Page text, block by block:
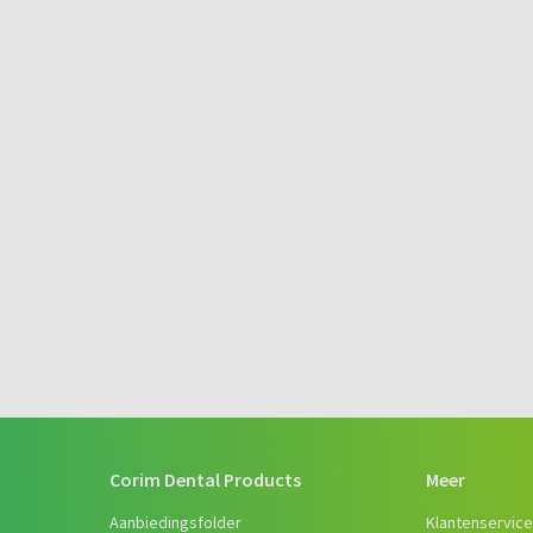
Corim Dental Products
Aanbiedingsfolder
Meer
Klantenservice